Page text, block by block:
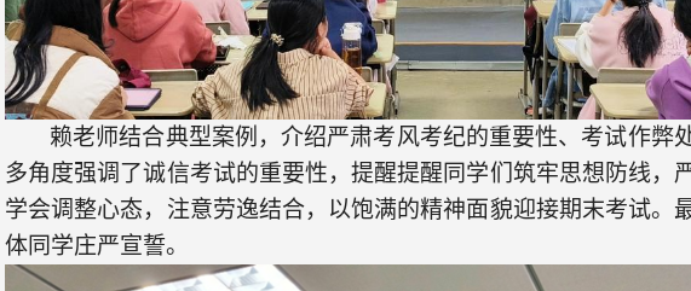
赖老师结合典型案例，介绍严肃考风考纪的重要性、考试作弊
多角度强调了诚信考试的重要性，提醒提醒同学们筑牢思想防线，
学会调整心态，注意劳逸结合，以饱满的精神面貌迎接期末考试。
体同学庄严宣誓。